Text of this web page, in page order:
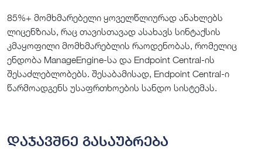
85%+ მომხმარებელი ყოველწლიურად ანახლებს
ლიცენზიას, რაც თავისთავად ასახავს სინტაქსის
კმაყოფილი მომხმარებლის რაოდენობას, რომელიც
ენდობა ManageEngine-სა და Endpoint Central-ის
შესაძლებლობებს. შესაბამისად, Endpoint Central-ი
წარმოადგენს უსაფრთხოების სანდო სისტემას.
დაჯავშნე გასაუბრება